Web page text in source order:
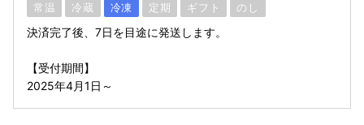
常温 冷蔵 冷凍 定期 ギフト のし
決済完了後、7日を目途に発送します。
【受付期間】
2025年4月1日～